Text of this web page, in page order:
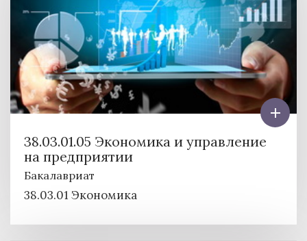
38.03.01.05 Экономика и управление
на предприятии
Бакалавриат
38.03.01 Экономика